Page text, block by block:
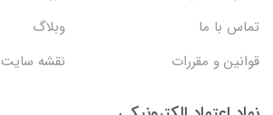
تماس با ما
وبلاگ
قوانین و مقررات
نقشه سایت